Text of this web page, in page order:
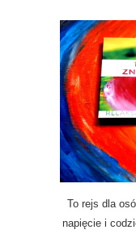
To rejs dla
napięcie i